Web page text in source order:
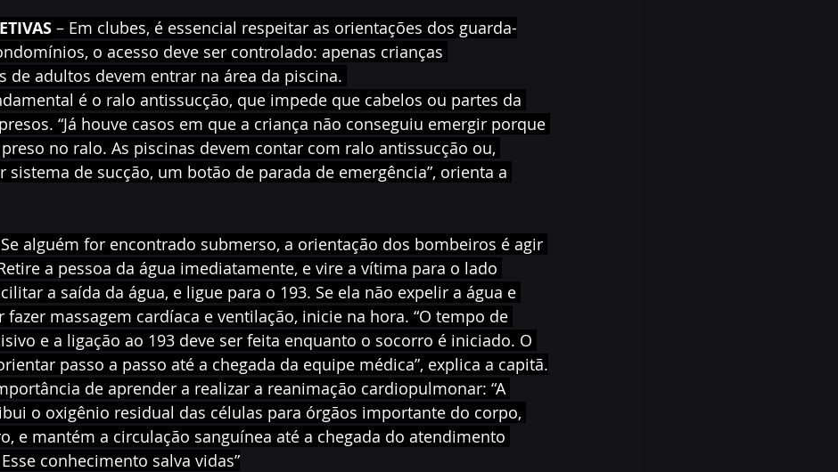
– Em clubes, é essencial respeitar as orientações dos guarda-
o acesso deve ser controlado: apenas crianças
de adultos devem entrar na área da piscina.
é o ralo antissucção, que impede que cabelos ou partes da
“Já houve casos em que a criança não conseguiu emergir porque
no ralo. As piscinas devem contar com ralo antissucção ou,
sistema de sucção, um botão de parada de emergência”, orienta a
alguém for encontrado submerso, a orientação dos bombeiros é agir
a pessoa da água imediatamente, e vire a vítima para o lado
a saída da água, e ligue para o 193. Se ela não expelir a água e
fazer massagem cardíaca e ventilação, inicie na hora. “O tempo de
e a ligação ao 193 deve ser feita enquanto o socorro é iniciado. O
passo a passo até a chegada da equipe médica”, explica a capitã.
de aprender a realizar a reanimação cardiopulmonar: “A
o oxigênio residual das células para órgãos importante do corpo,
e mantém a circulação sanguínea até a chegada do atendimento
conhecimento salva vidas”